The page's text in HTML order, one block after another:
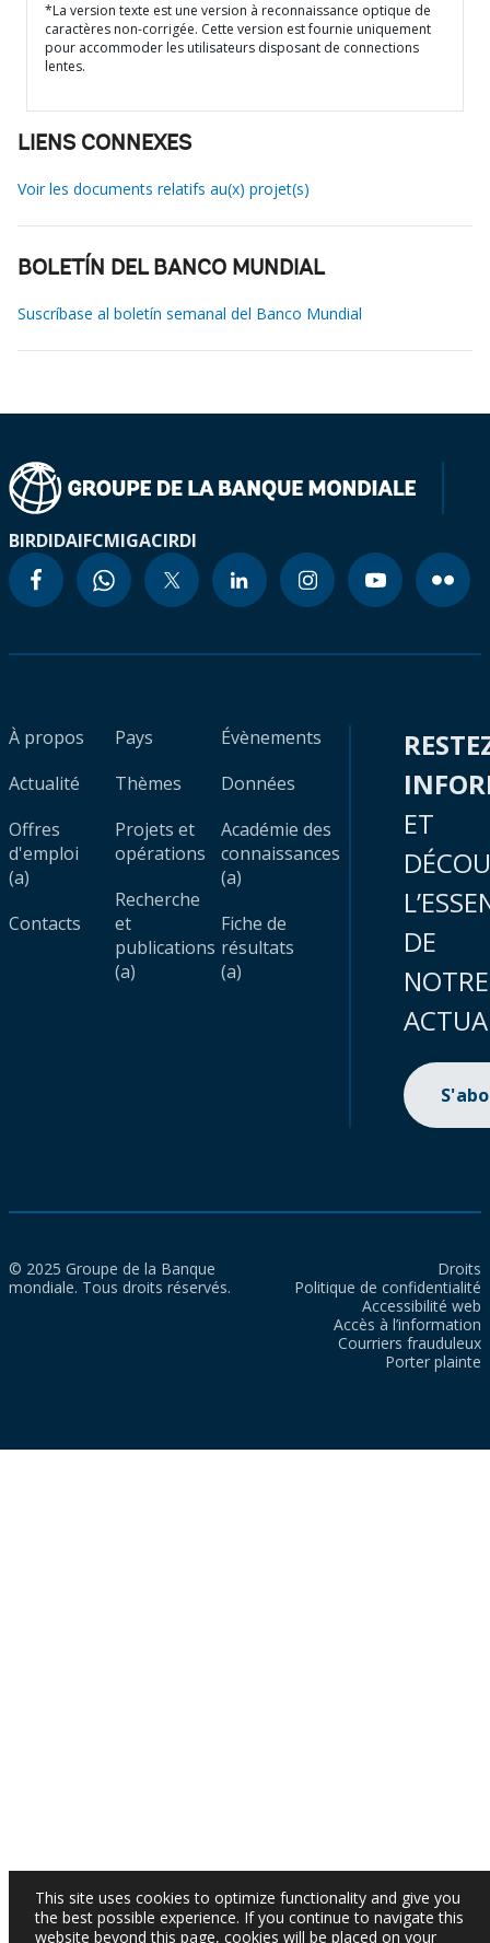
*La version texte est une version à reconnaissance optique de
caractères non-corrigée. Cette version est fournie uniquement
pour accommoder les utilisateurs disposant de connections
lentes.
LIENS CONNEXES
Voir les documents relatifs au(x) projet(s)
BOLETÍN DEL BANCO MUNDIAL
Suscríbase al boletín semanal del Banco Mundial
BIRDIDAIFCMIGACIRDI
À propos
Actualité
Offres
d'emploi
(a)
Contacts
Pays
Thèmes
Projets et
opérations
Recherche
et
publications
(a)
Évènements
Données
Académie des
connaissances
(a)
Fiche de
résultats
(a)
ET
DE
NOTRE
© 2025 Groupe de la Banque
mondiale. Tous droits réservés.
Droits
Politique de confidentialité
Accessibilité web
Accès à l’information
Courriers frauduleux
Porter plainte
This site uses cookies to optimize functionality and give you
the best possible experience. If you continue to navigate this
website beyond this page, cookies will be placed on your